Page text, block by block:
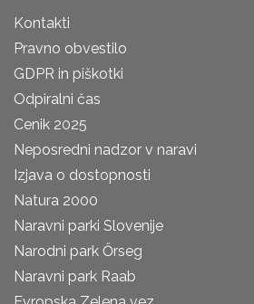
Kontakti
Pravno obvestilo
GDPR in piškotki
Odpiralni čas
Cenik 2025
Neposredni nadzor v naravi
Izjava o dostopnosti
Natura 2000
Naravni parki Slovenije
Narodni park Őrseg
Naravni park Raab